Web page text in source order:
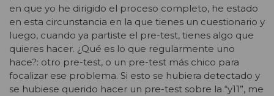
en que yo he dirigido el proceso completo, he estado
en esta circunstancia en la que tienes un cuestionario y
luego, cuando ya partiste el pre-test, tienes algo que
quieres hacer. ¿Qué es lo que regularmente uno
hace?: otro pre-test, o un pre-test más chico para
focalizar ese problema. Si esto se hubiera detectado y
se hubiese querido hacer un pre-test sobre la “y11”, me